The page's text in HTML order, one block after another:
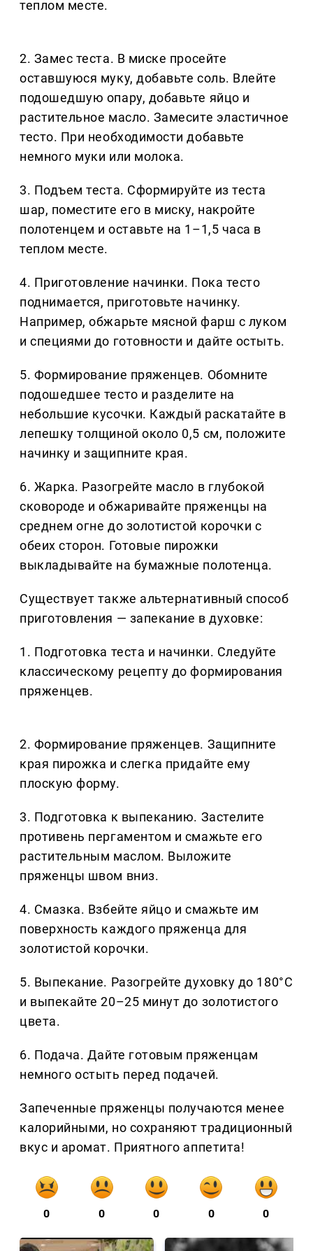
теплом месте.
2. Замес теста. В миске просейте
оставшуюся муку, добавьте соль. Влейте
подошедшую опару, добавьте яйцо и
растительное масло. Замесите эластичное
тесто. При необходимости добавьте
немного муки или молока.
3. Подъем теста. Сформируйте из теста
шар, поместите его в миску, накройте
полотенцем и оставьте на 1–1,5 часа в
теплом месте.
4. Приготовление начинки. Пока тесто
поднимается, приготовьте начинку.
Например, обжарьте мясной фарш с луком
и специями до готовности и дайте остыть.
5. Формирование пряженцев. Обомните
подошедшее тесто и разделите на
небольшие кусочки. Каждый раскатайте в
лепешку толщиной около 0,5 см, положите
начинку и защипните края.
6. Жарка. Разогрейте масло в глубокой
сковороде и обжаривайте пряженцы на
среднем огне до золотистой корочки с
обеих сторон. Готовые пирожки
выкладывайте на бумажные полотенца.
Существует также альтернативный способ
приготовления — запекание в духовке:
1. Подготовка теста и начинки. Следуйте
классическому рецепту до формирования
пряженцев.
2. Формирование пряженцев. Защипните
края пирожка и слегка придайте ему
плоскую форму.
3. Подготовка к выпеканию. Застелите
противень пергаментом и смажьте его
растительным маслом. Выложите
пряженцы швом вниз.
4. Смазка. Взбейте яйцо и смажьте им
поверхность каждого пряженца для
золотистой корочки.
5. Выпекание. Разогрейте духовку до 180°C
и выпекайте 20–25 минут до золотистого
цвета.
6. Подача. Дайте готовым пряженцам
немного остыть перед подачей.
Запеченные пряженцы получаются менее
калорийными, но сохраняют традиционный
вкус и аромат. Приятного аппетита!
0 0 0 0 0